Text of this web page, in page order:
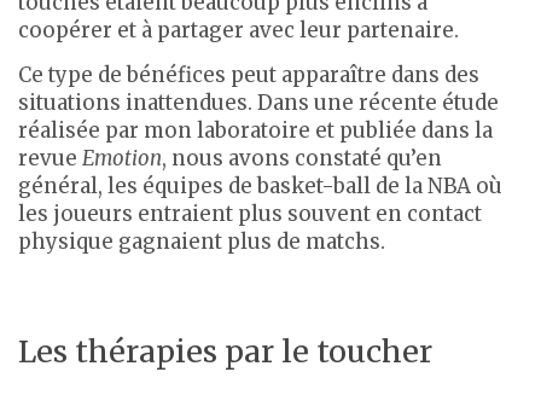
coopérer et à partager avec leur partenaire.
Ce type de bénéfices peut apparaître dans des
situations inattendues. Dans une récente étude
réalisée par mon laboratoire et publiée dans la
revue Emotion, nous avons constaté qu’en
général, les équipes de basket-ball de la NBA où
les joueurs entraient plus souvent en contact
physique gagnaient plus de matchs.
Les thérapies par le toucher